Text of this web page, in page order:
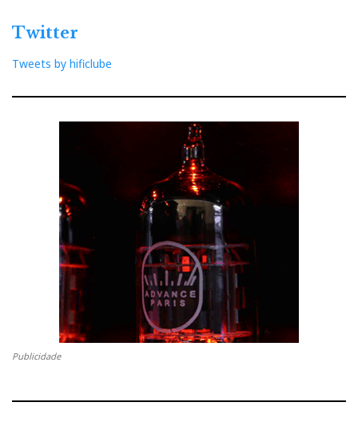
Twitter
Tweets by hificlube
Publicidade